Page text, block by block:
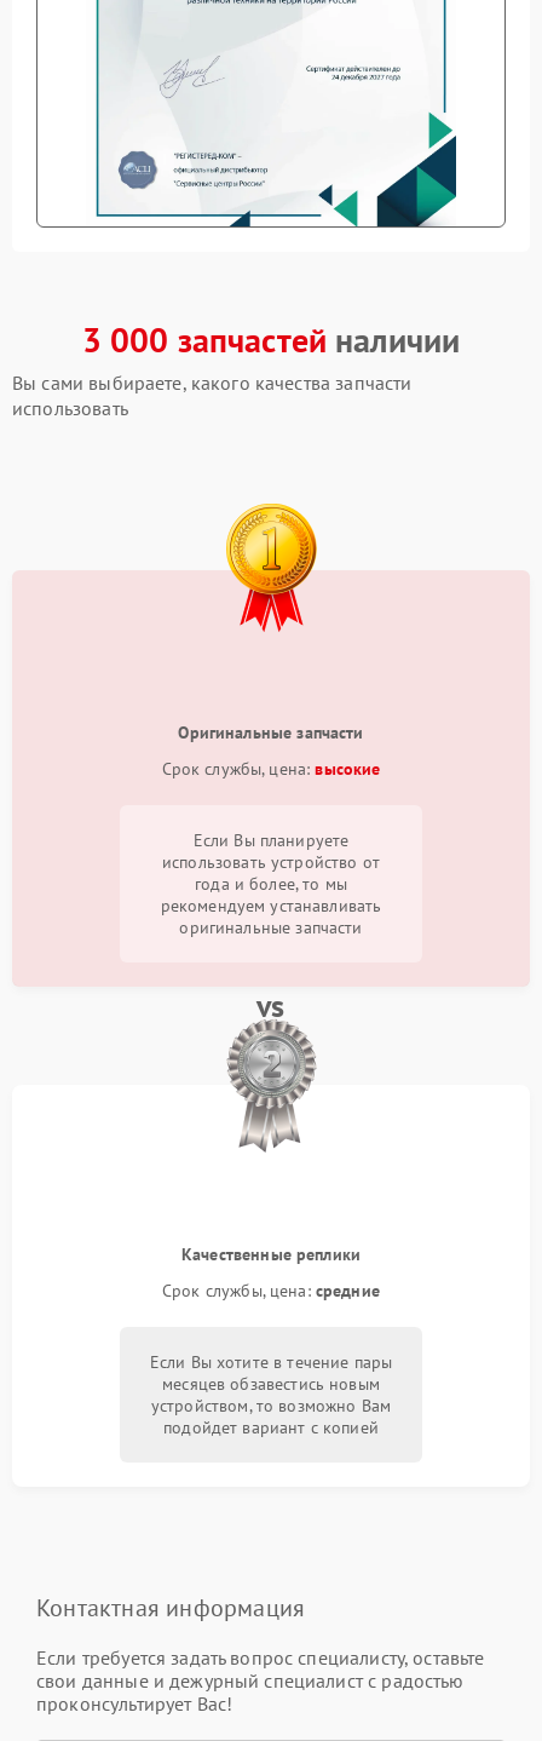
3 000 запчастей наличии
Вы сами выбираете, какого качества запчасти
использовать
Оригинальные запчасти
Срок службы, цена:высокие
Если Вы планируете
использовать устройство от
года и более, то мы
рекомендуем устанавливать
оригинальные запчасти
vs
Качественные реплики
Срок службы, цена: средние
Если Вы хотите в течение пары
месяцев обзавестись новым
устройством, то возможно Вам
подойдет вариант с копией
Контактная информация
Если требуется задать вопрос специалисту, оставьте
свои данные и дежурный специалист с радостью
проконсультирует Вас!